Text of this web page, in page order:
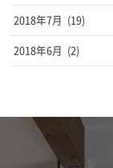
2018年7月 (19)
2018年6月 (2)